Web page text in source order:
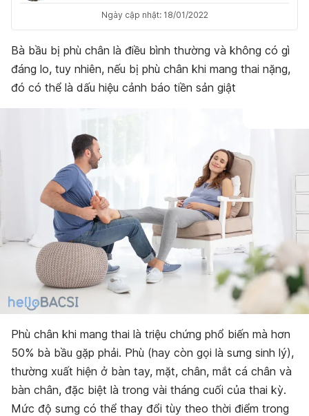
Ngày cập nhật: 18/01/2022
Bà bầu bị phù chân là điều bình thường và không có gì
đáng lo, tuy nhiên, nếu bị phù chân khi mang thai nặng,
đó có thể là dấu hiệu cảnh báo tiền sản giật
Phù chân khi mang thai là triệu chứng phổ biến mà hơn
50% bà bầu gặp phải. Phù (hay còn gọi là sưng sinh lý),
thường xuất hiện ở bàn tay, mặt, chân, mắt cá chân và
bàn chân, đặc biệt là trong vài tháng cuối của thai kỳ.
Mức độ sưng có thể thay đổi tùy theo thời điểm trong